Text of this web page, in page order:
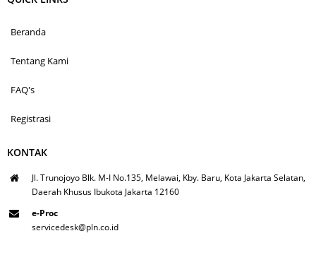
Beranda
Tentang Kami
FAQ's
Registrasi
KONTAK
Jl. Trunojoyo Blk. M-I No.135, Melawai, Kby. Baru, Kota Jakarta Selatan,
Daerah Khusus Ibukota Jakarta 12160
e-Proc
servicedesk@pln.co.id